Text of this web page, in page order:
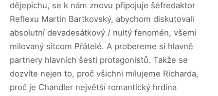
dějepichu, se k nám znovu připojuje šéfredaktor
Reflexu Martin Bartkovský, abychom diskutovali
absolutní devadesátkový / nultý fenomén, všemi
milovaný sitcom Přátelé. A probereme si hlavně
partnery hlavních šesti protagonistů. Takže se
dozvíte nejen to, proč všichni milujeme Richarda,
proč je Chandler největší romantický hrdina